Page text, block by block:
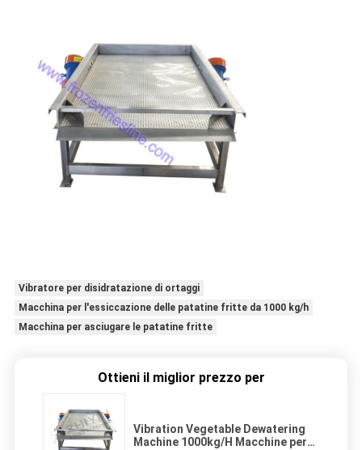
Vibratore per disidratazione di ortaggi
Macchina per l'essiccazione delle patatine fritte da 1000 kg/h
Macchina per asciugare le patatine fritte
Ottieni il miglior prezzo per
Vibration Vegetable Dewatering
Machine 1000kg/H Macchine per